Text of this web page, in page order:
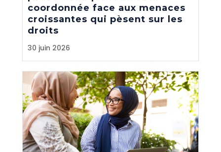
coordonnée face aux menaces
croissantes qui pèsent sur les
droits
30 juin 2026